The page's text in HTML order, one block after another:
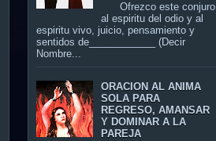
Ofrezco este conjuro
al espiritu del odio y al
espiritu vivo, juicio, pensamiento y
sentidos de____________ (Decir
Nombre...
ORACION AL ANIMA
SOLA PARA
REGRESO, AMANSAR
Y DOMINAR A LA
PAREJA